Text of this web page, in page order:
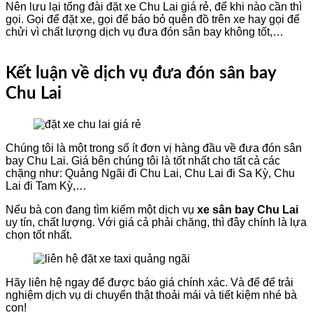
Nên lưu lại tổng đài đặt xe Chu Lai giá rẻ, để khi nào cần thì
gọi. Gọi để đặt xe, gọi để báo bỏ quên đồ trên xe hay gọi để
chửi vì chất lượng dịch vụ đưa đón sân bay không tốt,…
Kết luận về dịch vụ đưa đón sân bay
Chu Lai
Chúng tôi là một trong số ít đơn vị hàng đầu về đưa đón sân
bay Chu Lai. Giá bên chúng tôi là tốt nhất cho tất cả các
chặng như: Quảng Ngãi đi Chu Lai, Chu Lai đi Sa Kỳ, Chu
Lai đi Tam Kỳ,…
​Nếu bà con đang tìm kiếm một dịch vụ xe sân bay Chu Lai
uy tín, chất lượng. Với giá cả phải chăng, thì đây chính là lựa
chọn tốt nhất.
Hãy liên hệ ngay để được báo giá chính xác. Và để để trải
nghiệm dịch vụ di chuyển thật thoải mái và tiết kiệm nhé bà
con!